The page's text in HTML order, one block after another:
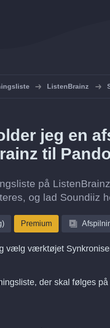
ListenBrainz
jeg en
til
på
og lad Soundiiz
Premium
vælg værktøjet
der skal følges